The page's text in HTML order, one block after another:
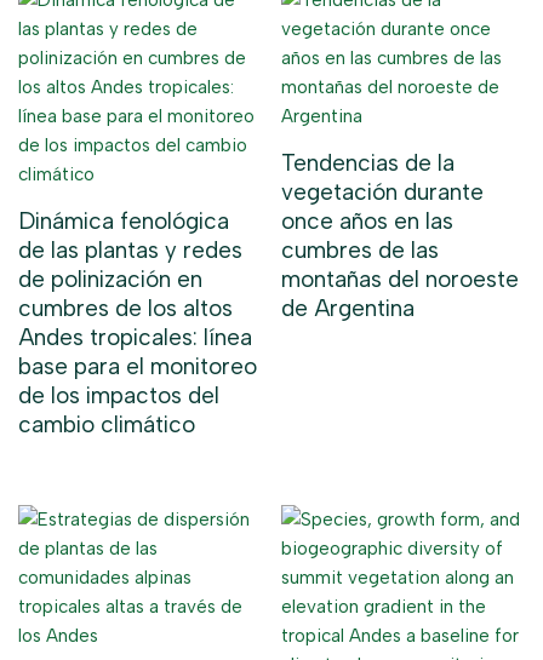
Dinámica fenológica
de las plantas y redes
de polinización en
cumbres de los altos
Andes tropicales: línea
base para el monitoreo
de los impactos del
cambio climático
Tendencias de la
vegetación durante
once años en las
cumbres de las
montañas del noroeste
de Argentina